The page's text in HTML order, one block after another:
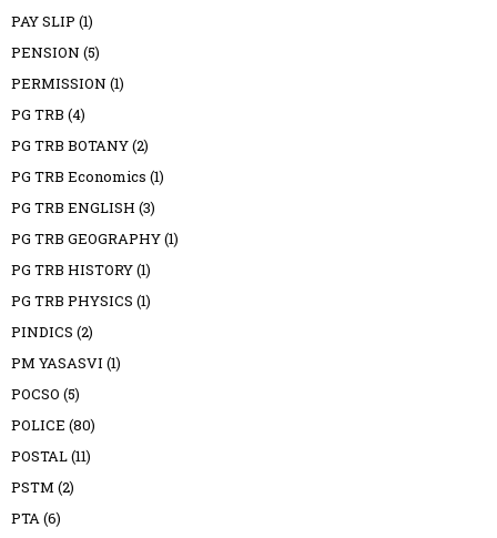
PAY SLIP (1)
PENSION (5)
PERMISSION (1)
PG TRB (4)
PG TRB BOTANY(2)
PG TRB Economics (1)
PG TRB ENGLISH (3)
PG TRB GEOGRAPHY(1)
PG TRB HISTORY(1)
PG TRB PHYSICS (1)
PINDICS (2)
PM YASASVI (1)
POCSO (5)
POLICE (80)
POSTAL(11)
PSTM (2)
PTA(6)